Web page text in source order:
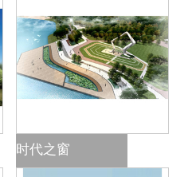
时代之窗